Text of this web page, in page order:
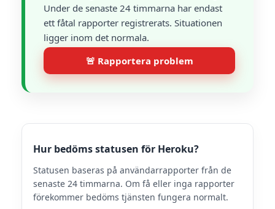
Under de senaste 24 timmarna har endast
ett fåtal rapporter registrerats. Situationen
ligger inom det normala.
🚨 Rapportera problem
Hur bedöms statusen för Heroku?
Statusen baseras på användarrapporter från de
senaste 24 timmarna. Om få eller inga rapporter
förekommer bedöms tjänsten fungera normalt.